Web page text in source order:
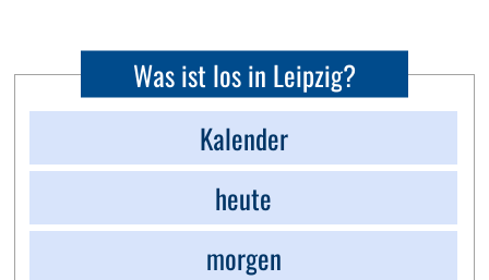
Was ist los in Leipzig?
Kalender
heute
morgen